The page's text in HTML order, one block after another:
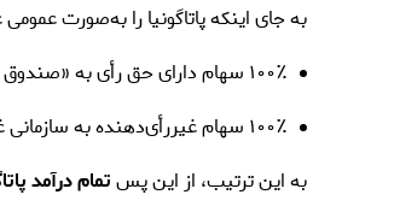
به جای اینکه پاتاگونیا را به‌صورت
۱۰۰٪ سهام دارای حق رأی به «صندوق هدف پاتاگونیا» منتقل شد تا اطمینان حاصل شود که شرکت همچنان بر اساس ارزش‌های اصلی خود اداره می‌شود.
۱۰۰٪ سهام غیررأی‌دهنده به سازمانی غیرانتفاعی به نام «هولدفست کالکتیو» اهدا شد، که تمام سود سالانه شرکت را صرف مبارزه با بحران زیست‌محیطی می‌کند.
به این ترتیب، از این پستمام درآمد